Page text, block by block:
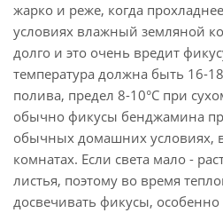
жарко и реже, когда
условиях влажный земляной
долго и это очень вредит
температура должна быть 16-
полива, предел 8-10°С при
обычно фикусы бенджамина
обычных домашних условиях,
комнатах. Если света мало -
листья, поэтому во время
досвечивать фикусы, особенно